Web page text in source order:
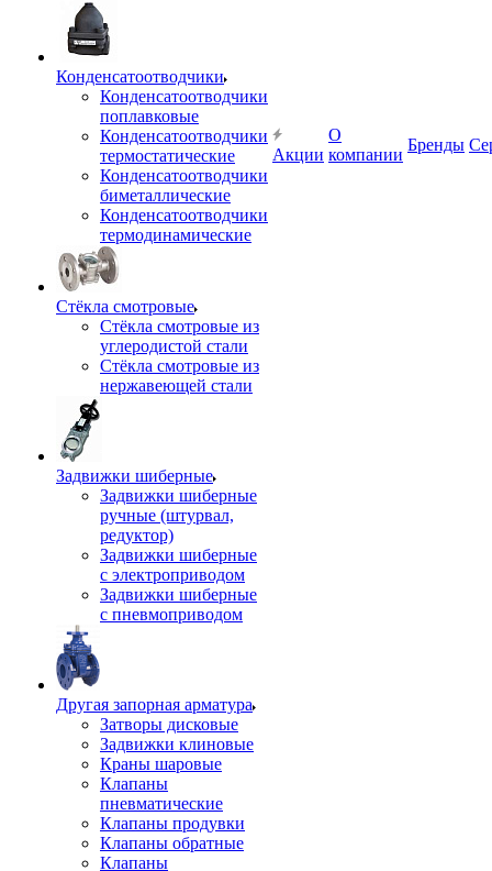
Конденсатоотводчики
Конденсатоотводчики
поплавковые
Конденсатоотводчики
термостатические
Конденсатоотводчики
биметаллические
Конденсатоотводчики
термодинамические
Стёкла смотровые
Стёкла смотровые из
углеродистой стали
Стёкла смотровые из
нержавеющей стали
Задвижки шиберные
Задвижки шиберные
ручные (штурвал,
редуктор)
Задвижки шиберные
с электроприводом
Задвижки шиберные
с пневмоприводом
Другая запорная арматура
Затворы дисковые
Задвижки клиновые
Краны шаровые
Клапаны
пневматические
Клапаны продувки
Клапаны обратные
Клапаны
Акции
О
компании
Бренды